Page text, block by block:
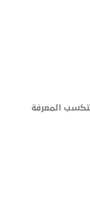
لتكسب المعرفة